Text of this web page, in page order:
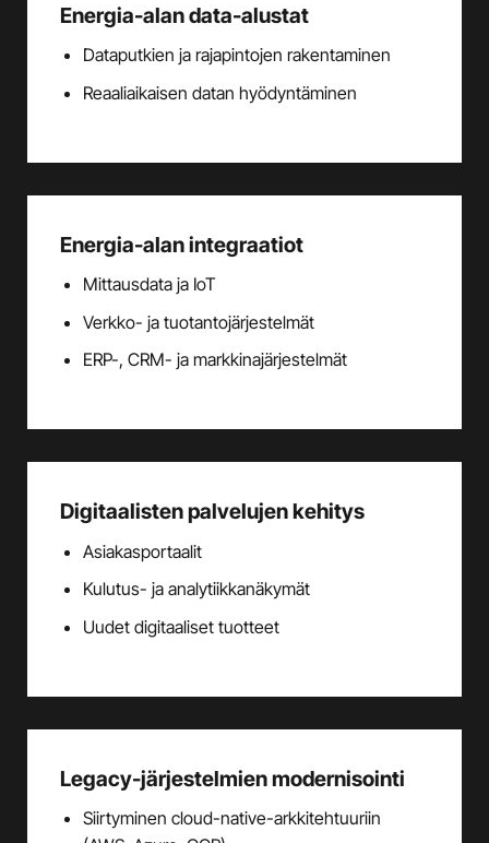
Energia-alan data-alustat
Dataputkien ja rajapintojen rakentaminen
Reaaliaikaisen datan hyödyntäminen
Energia-alan integraatiot
Mittausdata ja IoT
Verkko- ja tuotantojärjestelmät
ERP-, CRM- ja markkinajärjestelmät
Digitaalisten palvelujen kehitys
Asiakasportaalit
Kulutus- ja analytiikkanäkymät
Uudet digitaaliset tuotteet
Legacy-järjestelmien modernisointi
Siirtyminen cloud-native-arkkitehtuuriin